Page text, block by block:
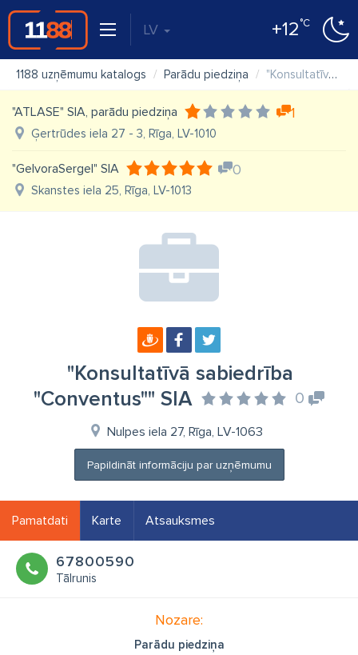
LV +12°C
1188 uzņēmumu katalogs Parādu piedziņa "Konsultatīvā sabiedrība "Conventus"" SIA
"ATLASE" SIA, parādu piedziņa 1
Ģertrūdes iela 27 - 3, Rīga, LV-1010
"GelvoraSergel" SIA 0
Skanstes iela 25, Rīga, LV-1013
"Konsultatīvā sabiedrība
"Conventus"" SIA
0
Nulpes iela 27, Rīga, LV-1063
Papildināt informāciju par uzņēmumu
Pamatdati Karte Atsauksmes
67800590
Tālrunis
Nozare:
Parādu piedziņa